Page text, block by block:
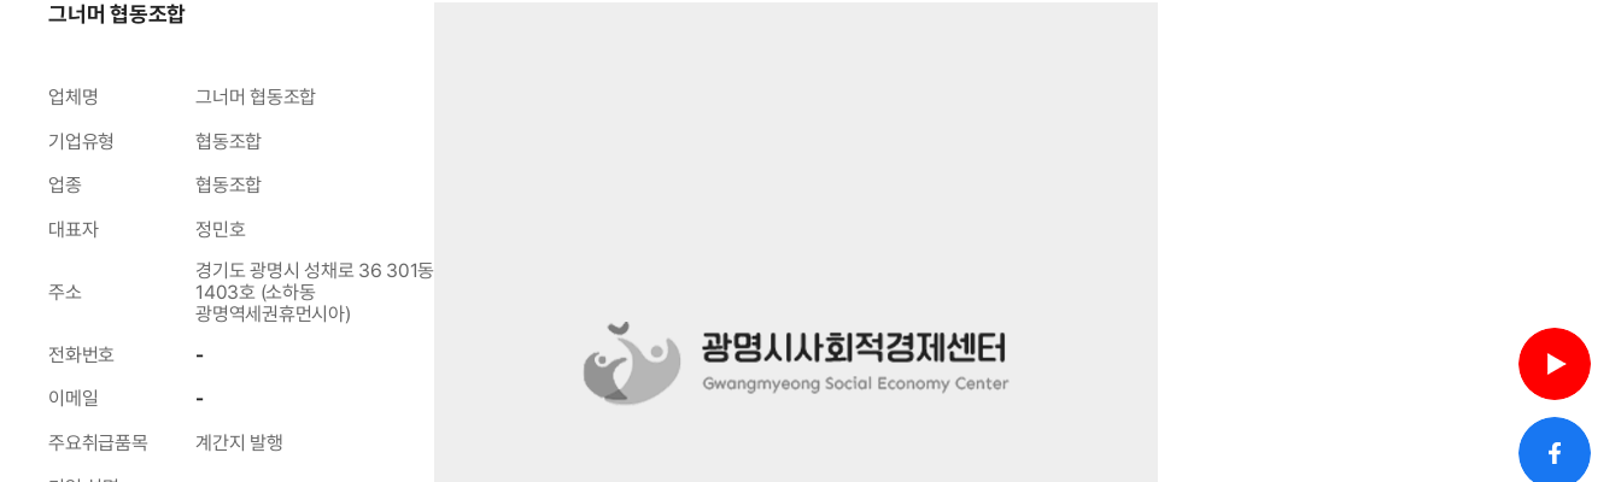
그너머 협동조합
업체명
그너머 협동조합
기업유형
협동조합
업종
협동조합
대표자
정민호
주소
경기도 광명시 성채로 36 301동
1403호 (소하동
광명역세권휴먼시아)
전화번호
-
이메일
-
주요취급품목
계간지 발행